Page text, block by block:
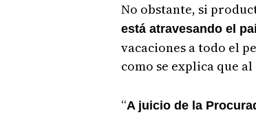
No obstante, si
está atravesando el
vacaciones a todo el
como se explica que
“A juicio de la